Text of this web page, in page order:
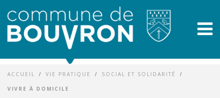
ACCUEIL / VIE PRATIQUE / SOCIAL ET SOLIDARITÉ /
VIVRE À DOMICILE